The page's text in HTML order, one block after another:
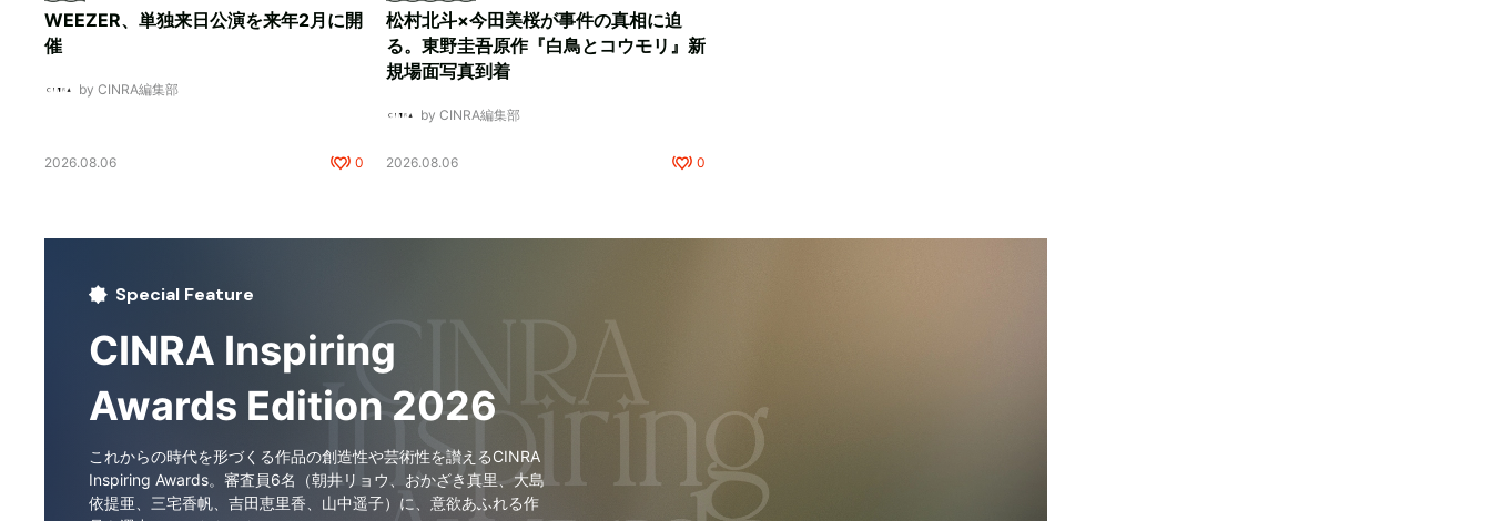
WEEZER、単独来日公演を来年2月に開
催
by CINRA編集部
2026.08.06 0
松村北斗×今田美桜が事件の真相に迫
る。東野圭吾原作『白鳥とコウモリ』新
規場面写真到着
by CINRA編集部
2026.08.06 0
Special Feature
CINRA Inspiring
Awards Edition 2026
これからの時代を形づくる作品の創造性や芸術性を讃えるCINRA
Inspiring Awards。審査員6名（朝井リョウ、おかざき真里、大島
依提亜、三宅香帆、吉田恵里香、山中遥子）に、意欲あふれる作